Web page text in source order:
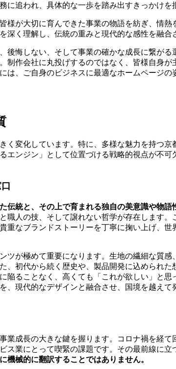
追われ、具体的な一歩を踏み出すきっかけ
が大切に育んできた事業の物語を紡ぎ、情
く理解し、伝統の重みと現代的な感性を融
後悔しない、そして事業の確かな成長に繋が
作会社に丸投げするのではなく、皆様自身
、ご自身のビジネスに最適なホームページ
変化しています。特に、多様な魅力を持つ
エンジン」として位置づける戦略的視点が不
伝統と、その上で育まれる独自の美意識や物語
人の技、そして譲れない哲学が存在します
重なブランドストーリーを丁寧に掬い上げ、
が極めて重要になります。生地の繊細な質
、初代から続く歴史や、製品開発に込められ
陥ることなく、高くても「これが欲しい」と
現代的なデザインと融合させ、国境を越え
成長の大きな鍵を握ります。コロナ禍を経
業にとって喫緊の課題です。その最前線に
機械的に翻訳することではありません。